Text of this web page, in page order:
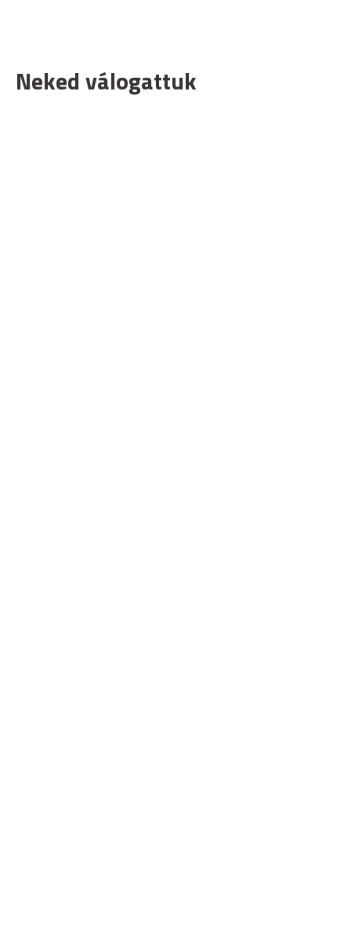
Neked válogattuk